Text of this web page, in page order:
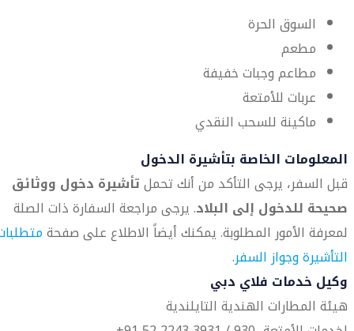
السوق الحرة
مطعم
مطاعم وجبات خفيفة
عربات للأمتعة
ماكينة للسحب النقدي
المعلومات الخاصة بتأشيرة الدخول
قبل السفر، يرجى التأكد من أنك تحملتأشيرة دخول ووثائق
صحيحة للدخول إلى البلاد. يرجى مراجعة السفارة ذات الصلة
لمعرفة الأمور المطلوبة. يمكنك أيضاً الاطلاع على صفحة
التأشيرة وجواز السفر.
وكيل خدمات فلاي دبي
هيئة المطارات الهندية التايلندية